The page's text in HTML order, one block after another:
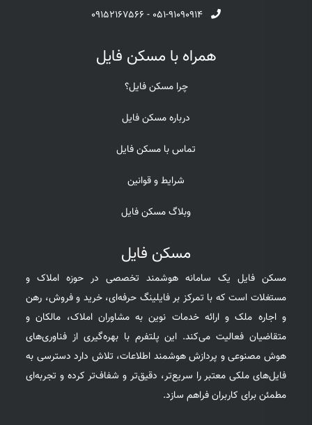
۰۵۱-۹۱۰۹۰۹۱۴ - ۰۹۱۵۲۱۶۷۵۶۶
همراه با مسکن فایل
چرا مسکن فایل؟
درباره مسکن فایل
تماس با مسکن فایل
شرایط و قوانین
وبلاگ مسکن فایل
مسکن فایل
مسکن فایل یک سامانه هوشمند تخصصی در حوزه املاک و
مستغلات است که با تمرکز بر فایلینگ حرفه‌ای، خرید و فروش، رهن
و اجاره ملک و ارائه خدمات نوین به مشاوران املاک، مالکان و
متقاضیان فعالیت می‌کند. این پلتفرم با بهره‌گیری از فناوری‌های
هوش مصنوعی و پردازش هوشمند اطلاعات، تلاش دارد دسترسی به
فایل‌های ملکی معتبر را سریع‌تر، دقیق‌تر و شفاف‌تر کرده و تجربه‌ای
مطمئن برای کاربران فراهم سازد.